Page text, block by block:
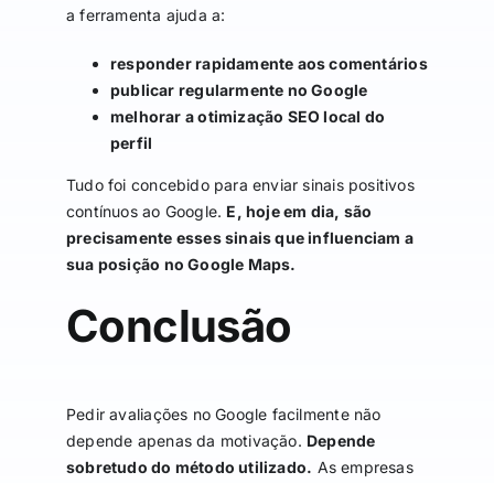
a ferramenta ajuda a:
responder rapidamente aos comentários
publicar regularmente no Google
melhorar a otimização SEO local do
perfil
Tudo foi concebido para enviar sinais positivos
contínuos ao Google. E, hoje em dia, são
precisamente esses sinais que influenciam a
sua posição no Google Maps.
Conclusão
Pedir avaliações no Google facilmente não
depende apenas da motivação. Depende
sobretudo do método utilizado. As empresas